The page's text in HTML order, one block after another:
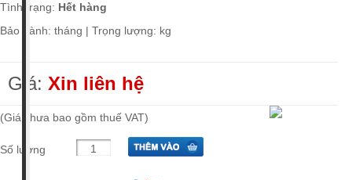
Tình trạng: Hết hàng
Bảo hành: tháng | Trọng lượng: kg
Giá: Xin liên hệ
(Giá chưa bao gồm thuế VAT)
Số lượng